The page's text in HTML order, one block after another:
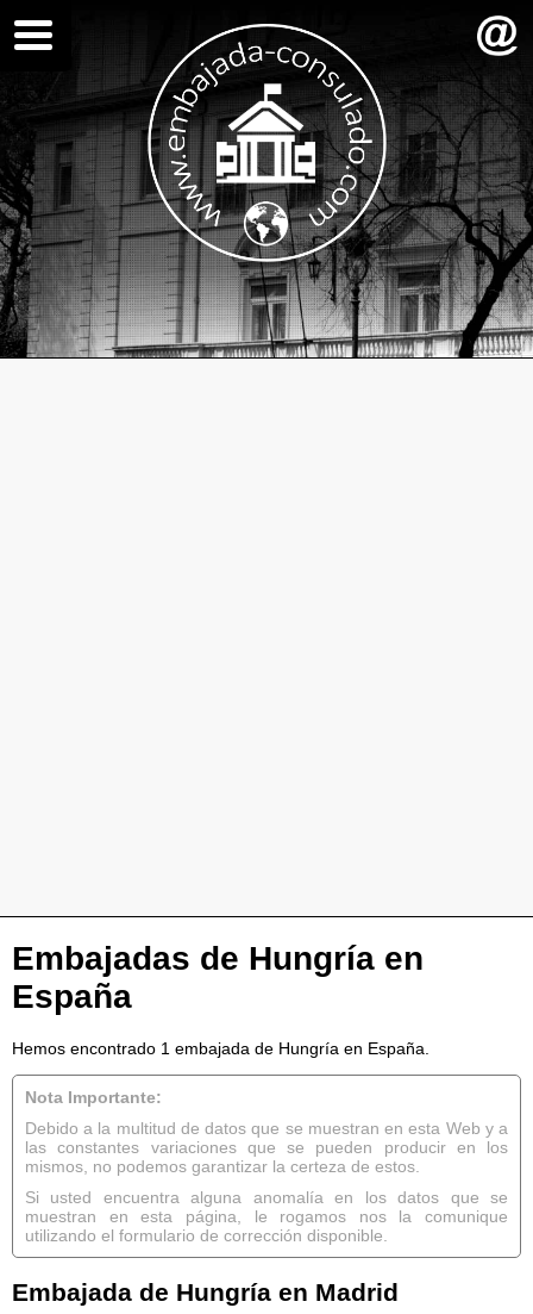
Embajadas de Hungría en
España
Hemos encontrado 1 embajada de Hungría en España.
Nota Importante:
Debido a la multitud de datos que se muestran en esta Web y a
las constantes variaciones que se pueden producir en los
mismos, no podemos garantizar la certeza de estos.
Si usted encuentra alguna anomalía en los datos que se
muestran en esta página, le rogamos nos la comunique
utilizando el formulario de corrección disponible.
Embajada de Hungría en Madrid